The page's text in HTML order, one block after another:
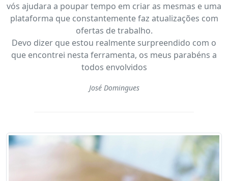
vós ajudara a poupar tempo em criar as mesmas e uma
plataforma que constantemente faz atualizações com
ofertas de trabalho.
Devo dizer que estou realmente surpreendido com o
que encontrei nesta ferramenta, os meus parabéns a
todos envolvidos
José Domingues